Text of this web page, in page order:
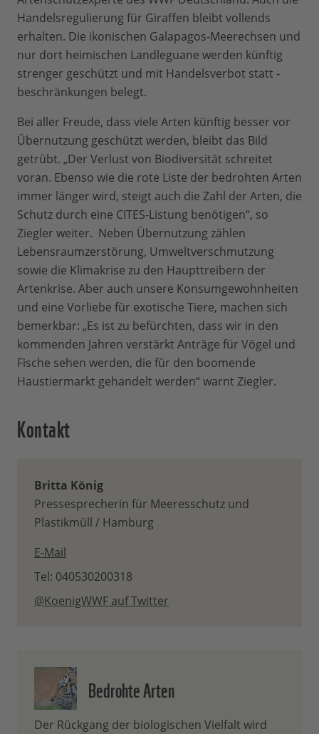
Handelsregulierung für Giraffen bleibt vollends
erhalten. Die ikonischen Galapagos-Meerechsen und
nur dort heimischen Landleguane werden künftig
strenger geschützt und mit Handelsverbot statt -
beschränkungen belegt.
Bei aller Freude, dass viele Arten künftig besser vor
Übernutzung geschützt werden, bleibt das Bild
getrübt. „Der Verlust von Biodiversität schreitet
voran. Ebenso wie die rote Liste der bedrohten Arten
immer länger wird, steigt auch die Zahl der Arten, die
Schutz durch eine CITES-Listung benötigen“, so
Ziegler weiter. Neben Übernutzung zählen
Lebensraumzerstörung, Umweltverschmutzung
sowie die Klimakrise zu den Haupttreibern der
Artenkrise. Aber auch unsere Konsumgewohnheiten
und eine Vorliebe für exotische Tiere, machen sich
bemerkbar: „Es ist zu befürchten, dass wir in den
kommenden Jahren verstärkt Anträge für Vögel und
Fische sehen werden, die für den boomende
Haustiermarkt gehandelt werden“ warnt Ziegler.
Kontakt
Britta König
Pressesprecherin für Meeresschutz und
Plastikmüll / Hamburg
E-Mail
Tel: 040530200318
@KoenigWWF auf Twitter
Bedrohte Arten
Der Rückgang der biologischen Vielfalt wird